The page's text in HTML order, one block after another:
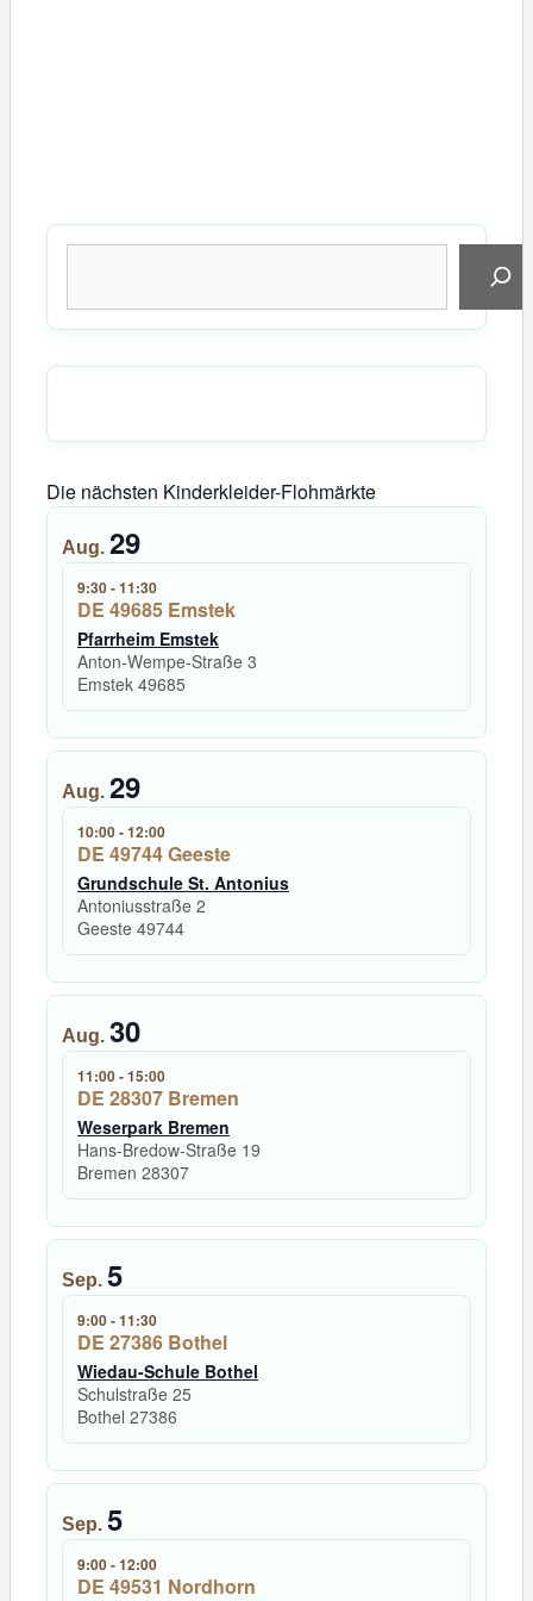
Die nächsten Kinderkleider-Flohmärkte
Aug. 29
9:30-11:30
DE 49685 Emstek
Pfarrheim Emstek
Anton-Wempe-Straße 3
Emstek 49685
Aug. 29
10:00-12:00
DE 49744 Geeste
Grundschule St. Antonius
Antoniusstraße 2
Geeste 49744
Aug. 30
11:00-15:00
DE 28307 Bremen
Weserpark Bremen
Hans-Bredow-Straße 19
Bremen 28307
Sep. 5
9:00-11:30
DE 27386 Bothel
Wiedau-Schule Bothel
Schulstraße 25
Bothel 27386
Sep. 5
9:00-12:00
DE 49531 Nordhorn